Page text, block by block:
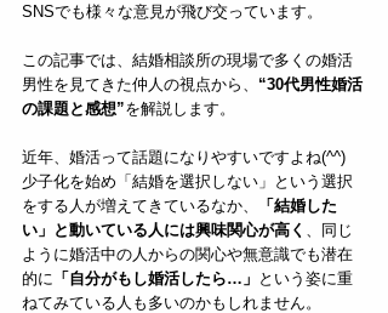
SNSでも様々な意見が飛び交っています。
この記事では、結婚相談所の現場で多くの婚活
男性を見てきた仲人の視点から、 “30代男性婚活
の課題と感想”を解説します。
近年、婚活って話題になりやすいですよね(^^)
少子化を始め「結婚を選択しない」という選択
をする人が増えてきているなか、
「結婚した
い」と動いている人には興味関心が高く
、同じ
ように婚活中の人からの関心や無意識でも潜在
的に 「自分がもし婚活したら…」 という姿に重
ねてみている人も多いのかもしれません。